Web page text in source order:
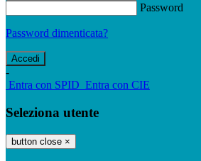
Password
Password dimenticata?
-
Entra con SPID Entra con CIE
Seleziona utente
button close ×